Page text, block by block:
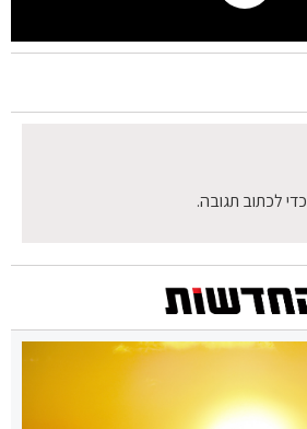
כדי לכתוב תגובה.